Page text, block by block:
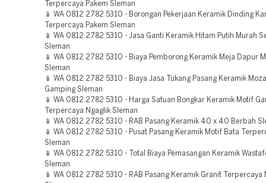
Terpercaya Pakem Sleman
📱 WA 0812 2782 5310 - Borongan Pekerjaan Keramik Dinding
Terpercaya Pakem Sleman
📱 WA 0812 2782 5310 - Jasa Ganti Keramik Hitam Putih Murah
Sleman
📱 WA 0812 2782 5310 - Biaya Pemborong Keramik Meja Dapur
Sleman
📱 WA 0812 2782 5310 - Biaya Jasa Tukang Pasang Keramik
Gamping Sleman
📱 WA 0812 2782 5310 - Harga Satuan Bongkar Keramik Motif
Terpercaya Ngaglik Sleman
📱 WA 0812 2782 5310 - RAB Pasang Keramik 40 x 40 Berbah
📱 WA 0812 2782 5310 - Pusat Pasang Keramik Motif Bata
Sleman
📱 WA 0812 2782 5310 - Total Biaya Pemasangan Keramik
Sleman
📱 WA 0812 2782 5310 - RAB Pasang Keramik Granit Terpercaya